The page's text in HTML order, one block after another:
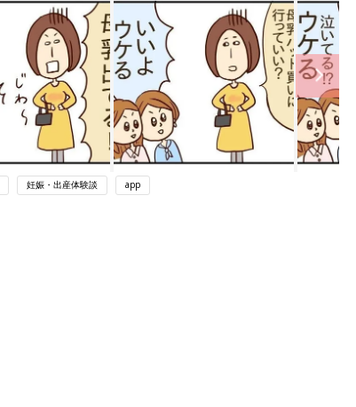
妊娠・出産体験談 app